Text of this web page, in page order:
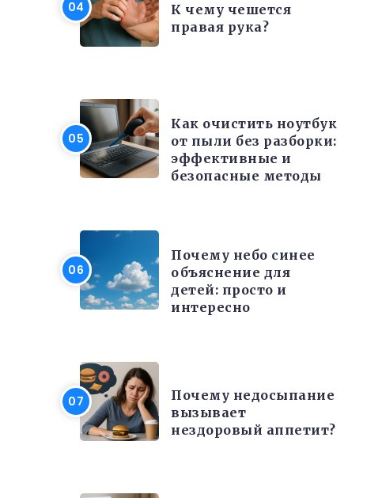
К чему чешется
правая рука?
Как очистить ноутбук
от пыли без разборки:
эффективные и
безопасные методы
Почему небо синее
объяснение для
детей: просто и
интересно
Почему недосыпание
вызывает
нездоровый аппетит?